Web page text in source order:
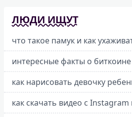
ЛЮДИ ИЩУТ
что такое памук и как
интересные факты о биткоине
как нарисовать девочку
как скачать видео с